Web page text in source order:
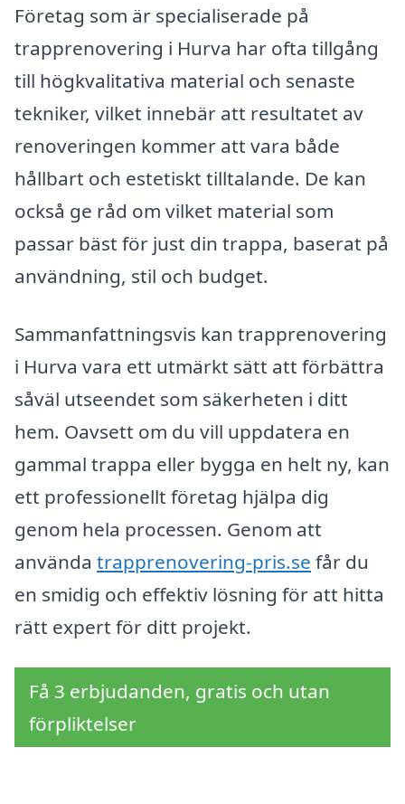
Företag som är specialiserade på
trapprenovering i Hurva har ofta tillgång
till högkvalitativa material och senaste
tekniker, vilket innebär att resultatet av
renoveringen kommer att vara både
hållbart och estetiskt tilltalande. De kan
också ge råd om vilket material som
passar bäst för just din trappa, baserat på
användning, stil och budget.
Sammanfattningsvis kan trapprenovering
i Hurva vara ett utmärkt sätt att förbättra
såväl utseendet som säkerheten i ditt
hem. Oavsett om du vill uppdatera en
gammal trappa eller bygga en helt ny, kan
ett professionellt företag hjälpa dig
genom hela processen. Genom att
använda trapprenovering-pris.se får du
en smidig och effektiv lösning för att hitta
rätt expert för ditt projekt.
Få 3 erbjudanden, gratis och utan
förpliktelser